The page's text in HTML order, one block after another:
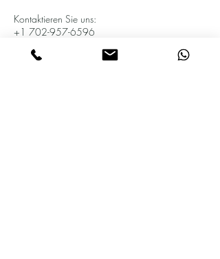
Kontaktieren Sie uns:
+1 702-957-6596
Delaware ist nicht nur ein Ort von natürlicher